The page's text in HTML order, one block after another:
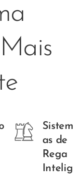
Sistem
as de
Rega
Intelig